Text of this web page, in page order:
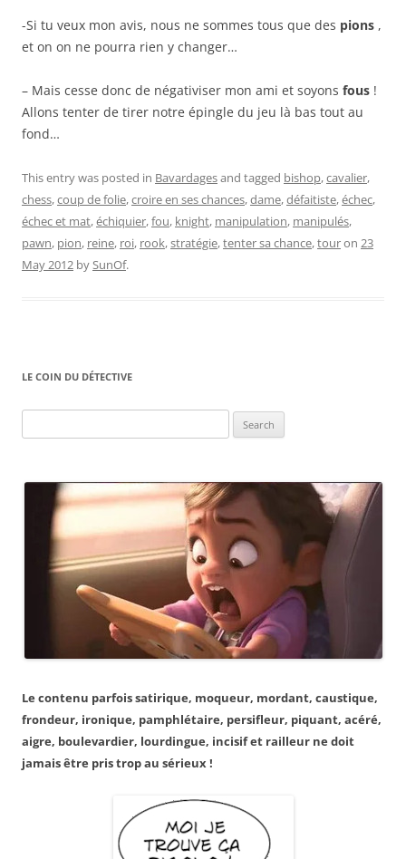
-Si tu veux mon avis, nous ne sommes tous que des pions ,
et on on ne pourra rien y changer…
– Mais cesse donc de négativiser mon ami et soyons fous !
Allons tenter de tirer notre épingle du jeu là bas tout au
fond…
This entry was posted in Bavardagesand tagged bishop,cavalier,
chess,coup de folie,croire en ses chances,dame,défaitiste,échec,
échec et mat,échiquier,fou, knight, manipulation, manipulés,
pawn, pion, reine, roi, rook,stratégie,tenter sa chance,touron 23
May 2012 bySunOf.
LE COIN DU DÉTECTIVE
for:
Le contenu parfois satirique, moqueur, mordant, caustique,
frondeur, ironique, pamphlétaire, persifleur, piquant, acéré,
aigre, boulevardier, lourdingue, incisif et railleur ne doit
jamais être pris trop au sérieux !